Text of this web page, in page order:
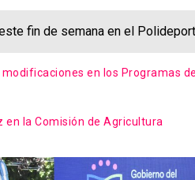
fin de semana en el
en los Programas
la Comisión de Agricultura